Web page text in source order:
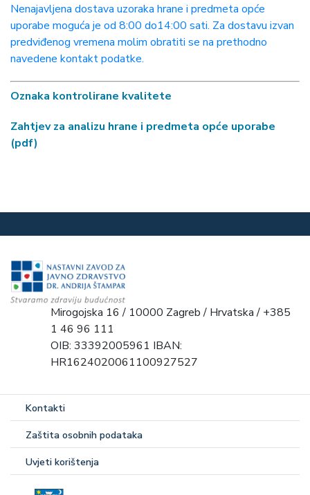
Nenajavljena dostava uzoraka hrane i predmeta opće
uporabe moguća je od 8:00 do14:00 sati. Za dostavu izvan
predviđenog vremena molim obratiti se na prethodno
navedene kontakt podatke.
Oznaka kontrolirane kvalitete
Zahtjev za analizu hrane i predmeta opće uporabe
(pdf)
Mirogojska 16 / 10000 Zagreb / Hrvatska / +385
1 46 96 111
OIB: 33392005961 IBAN:
HR1624020061100927527
Kontakti
Zaštita osobnih podataka
Uvjeti korištenja